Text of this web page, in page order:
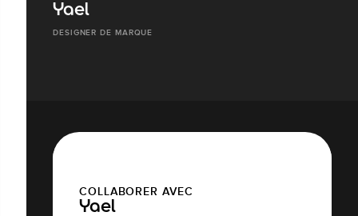
Yael
DESIGNER DE MARQUE
COLLABORER AVEC
Yael